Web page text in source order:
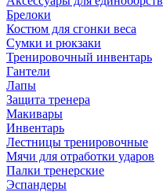
Брелоки
Костюм для сгонки веса
Сумки и рюкзаки
Тренировочный инвентарь
Гантели
Лапы
Защита тренера
Макивары
Инвентарь
Лестницы тренировочные
Мячи для отработки ударов
Палки тренерские
Эспандеры